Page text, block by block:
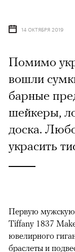
14 ОКТЯБРЯ 2019
Помимо
вошли
барные
шейкеры,
доска.
украсить
Первую мужскую
Tiffany 1837
ювелирного
браслеты и